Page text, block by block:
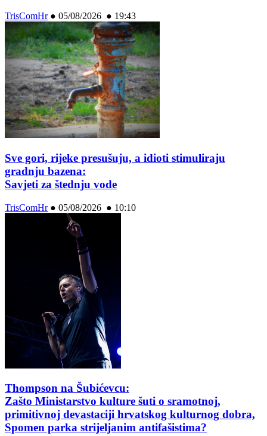
TrisComHr● 05/08/2026 ● 19:43
Sve gori, rijeke presušuju, a idioti stimuliraju
gradnju bazena:
Savjeti za štednju vode
TrisComHr● 05/08/2026 ● 10:10
Thompson na Šubićevcu:
Zašto Ministarstvo kulture šuti o sramotnoj,
primitivnoj devastaciji hrvatskog kulturnog dobra,
Spomen parka strijeljanim antifašistima?